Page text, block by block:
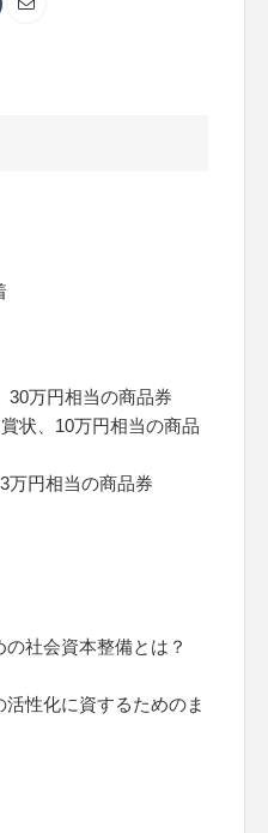
万円相当の商品券
状、10万円相当の商品
円相当の商品券
社会資本整備とは？
性化に資するためのま